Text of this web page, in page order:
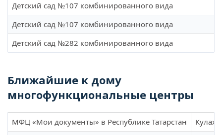
Детский сад №107 комбинированного вида
Детский сад №107 комбинированного вида
Детский сад №282 комбинированного вида
Ближайшие к дому
многофункциональные центры
МФЦ «Мои документы» в Республике Татарстан